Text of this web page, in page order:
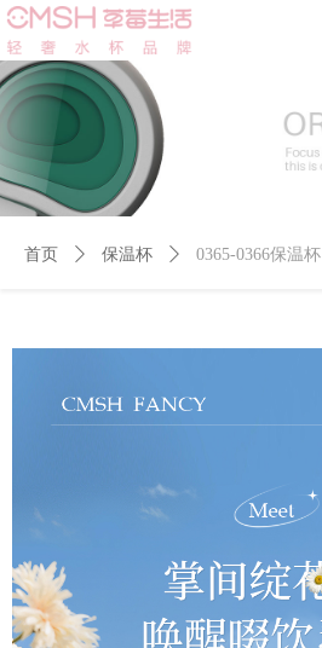
首页 ꄲ 保温杯 ꄲ 0365-0366保温杯